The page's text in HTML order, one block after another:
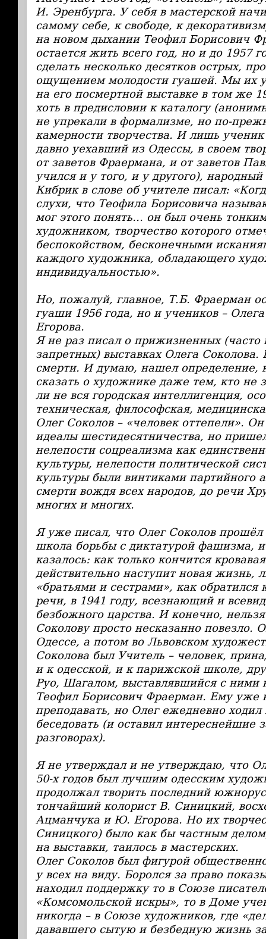
И. Эренбурга. У себя в мастерской
самому себе, к свободе, к
на новом дыхании Теофил Борисович
остается жить всего год, но и до 1957
сделать несколько десятков острых,
ощущением молодости гуашей. Мы их
на его посмертной выставке в том же
хоть в предисловии к каталогу
не упрекали в формализме, но по-
камерности творчества. И лишь
давно уехавший из Одессы, в своем
от заветов Фраермана, и от заветов
учился и у того, и у другого),
Кибрик в слове об учителе писал:
слухи, что Теофила Борисовича
мог этого понять… он был очень
художником, творчество которого
беспокойством, бесконечными
каждого художника, обладающего
индивидуальностью».
Но, пожалуй, главное, Т.Б. Фраерман
гуаши 1956 года, но и учеников –
Егорова.
Я не раз писал о прижизненных (часто
запретных) выставках Олега Соколова.
смерти. И думаю, нашел определение,
сказать о художнике даже тем, кто не
ли не вся городская интеллигенция,
техническая, философская,
Олег Соколов – «человек оттепели».
идеалы шестидесятничества, но
нелепости соцреализма как
культуры, нелепости политической
культуры были винтиками партийного
смерти вождя всех народов, до речи
многих и многих.
Я уже писал, что Олег Соколов прошёл
школа борьбы с диктатурой фашизма,
казалось: как только кончится
действительно наступит новая жизнь,
«братьями и сестрами», как обратился
речи, в 1941 году, всезнающий и
безбожного царства. И конечно,
Соколову просто несказанно повезло.
Одессе, а потом во Львовском
Соколова был Учитель – человек,
и к одесской, и к парижской школе,
Руо, Шагалом, выставлявшийся с ними
Теофил Борисович Фраерман. Ему уже
преподавать, но Олег ежедневно
беседовать (и оставил интереснейшие
разговорах).
Я не утверждал и не утверждаю, что
50-х годов был лучшим одесским
продолжал творить последний
тончайший колорист В. Синицкий,
Ацманчука и Ю. Егорова. Но их
Синицкого) было как бы частным
на выставки, таилось в мастерских.
Олег Соколов был фигурой
у всех на виду. Боролся за право
находил поддержку то в Союзе
«Комсомольской искры», то в Доме
никогда – в Союзе художников, где
дававшего сытую и безбедную жизнь